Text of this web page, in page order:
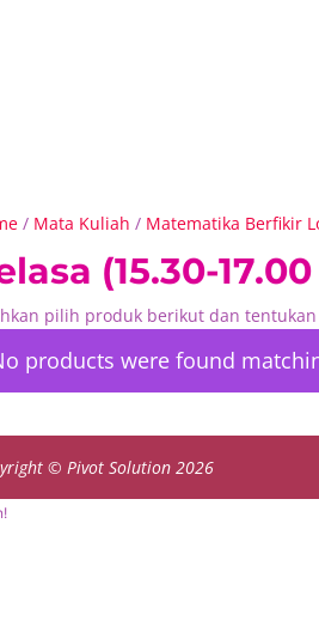
/ Mata Kuliah / Matematika Berfikir
(15.30-
pilih produk berikut dan
products were found
© Pivot Solution 2026